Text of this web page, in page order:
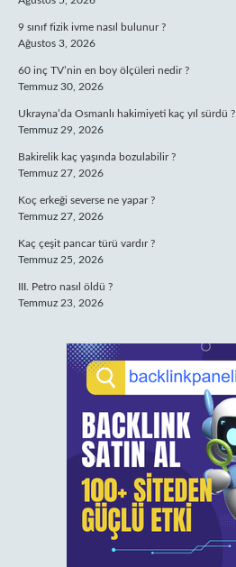
9 sınıf fizik ivme nasıl bulunur ?
Ağustos 3, 2026
60 inç TV’nin en boy ölçüleri nedir ?
Temmuz 30, 2026
Ukrayna’da Osmanlı hakimiyeti kaç yıl sürdü ?
Temmuz 29, 2026
Bakirelik kaç yaşında bozulabilir ?
Temmuz 27, 2026
Koç erkeği severse ne yapar ?
Temmuz 27, 2026
Kaç çeşit pancar türü vardır ?
Temmuz 25, 2026
III. Petro nasıl öldü ?
Temmuz 23, 2026